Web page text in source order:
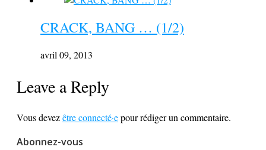
CRACK, BANG … (1/2)
avril 09, 2013
Leave a Reply
Vous devezêtre connecté·epour rédiger un commentaire.
Abonnez-vous